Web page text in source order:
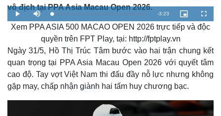
vô địch tại PPA Asia Macau Open 2026.
P
l
a
y
M
u
t
e
L
o
a
d
e
d
2
.
4
5
R
e
m
i
n
-3:23
P
i
c
t
-
n
-
i
c
t
u
e
F
u
l
l
e
n
Xem PPA ASIA 500 MACAO OPEN 2026 trực tiếp và độc
quyền trên FPT Play, tại: http://fptplay.vn
Ngày 31/5, Hồ Thị Trúc Tâm bước vào hai trận chung kết
quan trọng tại PPA Asia Macau Open 2026 với quyết tâm
cao độ. Tay vợt Việt Nam thi đấu đầy nỗ lực nhưng không
gặp may, chấp nhận giành hai tấm huy chương bạc.